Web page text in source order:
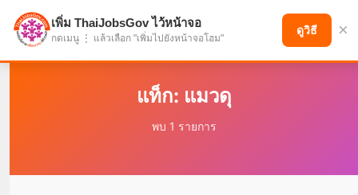
แบ่งปันโอกาส เพื่ออนาคตที่ก้าวหน้า
แท็ก: แมวดุ
พบ 1 รายการ
เพิ่ม ThaiJobsGov ไว้หน้าจอ
กดเมนู ⋮ แล้วเลือก "เพิ่มไปยังหน้าจอโฮม"
ดูวิธี ×